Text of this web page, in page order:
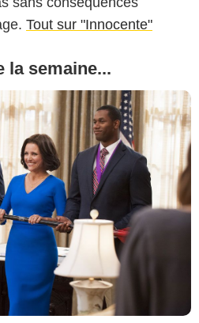
Tout sur "Innocente"
la semaine...